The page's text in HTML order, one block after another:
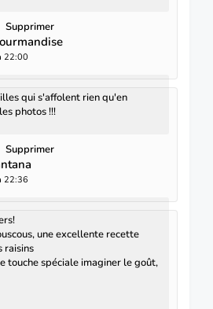
Supprimer
22:00
qui s'affolent rien qu'en
photos !!!
Supprimer
22:36
une excellente recette
raisins
touche spéciale imaginer le goût,